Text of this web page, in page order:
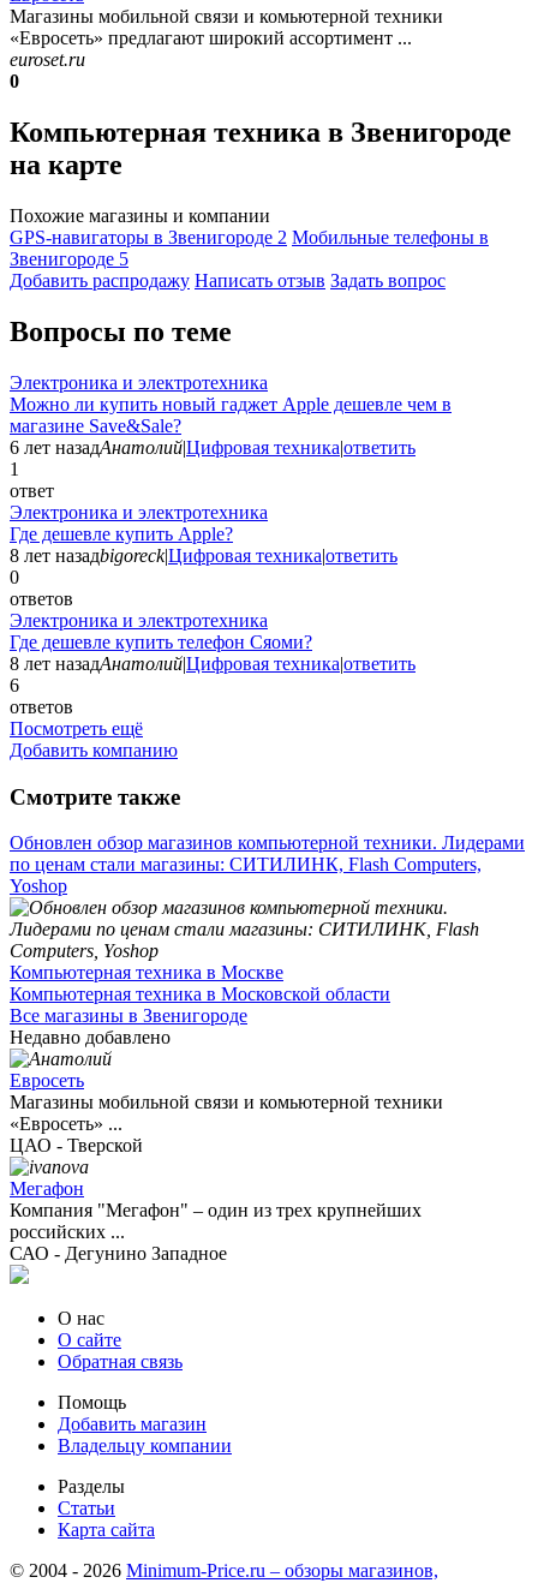
Магазины мобильной связи и комьютерной техники
«Евросеть» предлагают широкий ассортимент ...
euroset.ru
0
Компьютерная техника в Звенигороде
на карте
Похожие магазины и компании
GPS-навигаторы в Звенигороде 2 Мобильные телефоны в
Звенигороде 5
Добавить раcпродажу Написать отзыв Задать вопрос
Вопросы по теме
Электроника и электротехника
Можно ли купить новый гаджет Apple дешевле чем в
магазине Save&Sale?
6 лет назадАнатолий|Цифровая техника|ответить
1
ответ
Электроника и электротехника
Где дешевле купить Apple?
8 лет назадbigoreck|Цифровая техника|ответить
0
ответов
Электроника и электротехника
Где дешевле купить телефон Сяоми?
8 лет назадАнатолий|Цифровая техника|ответить
6
ответов
Посмотреть ещё
Добавить компанию
Смотрите также
Обновлен обзор магазинов компьютерной техники. Лидерами
по ценам стали магазины: СИТИЛИНК, Flash Computers,
Yoshop
Компьютерная техника в Москве
Компьютерная техника в Московской области
Все магазины в Звенигороде
Недавно добавлено
Евросеть
Магазины мобильной связи и комьютерной техники
«Евросеть» ...
ЦАО - Тверской
Мегафон
Компания "Мегафон" – один из трех крупнейших
российских ...
САО - Дегунино Западное
О нас
О сайте
Обратная связь
Помощь
Добавить магазин
Владельцу компании
Разделы
Статьи
Карта сайта
© 2004 - 2026 Minimum-Price.ru – обзоры магазинов,